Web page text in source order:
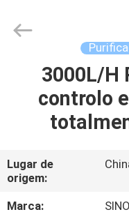
CASA
PRODUTOS
SOBRE
NÓS
Purifier
Manufacture
3000L/H
controlo
Lugar de
origem:
Marca: